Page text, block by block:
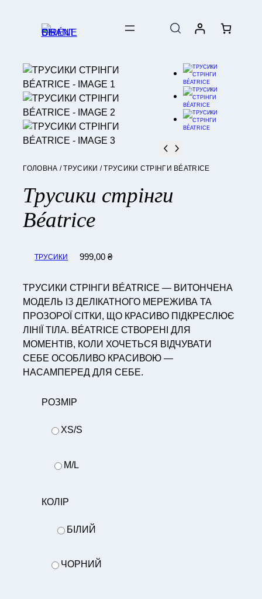
ГОЛОВНА /ТРУСИКИ / ТРУСИКИ СТРІНГИ BÉATRICE
Трусики стрінги
Béatrice
ТРУСИКИ 999,00₴
ТРУСИКИ СТРІНГИ BÉATRICE — ВИТОНЧЕНА
МОДЕЛЬ ІЗ ДЕЛІКАТНОГО МЕРЕЖИВА ТА
ПРОЗОРОЇ СІТКИ, ЩО КРАСИВО ПІДКРЕСЛЮЄ
ЛІНІЇ ТІЛА. BÉATRICE СТВОРЕНІ ДЛЯ
МОМЕНТІВ, КОЛИ ХОЧЕТЬСЯ ВІДЧУВАТИ
СЕБЕ ОСОБЛИВО КРАСИВОЮ —
НАСАМПЕРЕД ДЛЯ СЕБЕ.
РОЗМІР
XS/S
M/L
КОЛІР
БІЛИЙ
ЧОРНИЙ